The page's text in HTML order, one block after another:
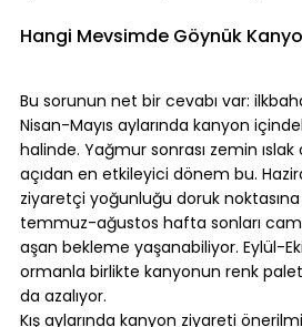
Hangi Mevsimde Göynük
Bu sorunun net bir cevabı var:
Nisan-Mayıs aylarında kanyon
halinde. Yağmur sonrası zemin
açıdan en etkileyici dönem bu.
ziyaretçi yoğunluğu doruk noktasına
temmuz-ağustos hafta sonları
aşan bekleme yaşanabiliyor. Eylül-
ormanla birlikte kanyonun renk
da azalıyor.
Kış aylarında kanyon ziyareti